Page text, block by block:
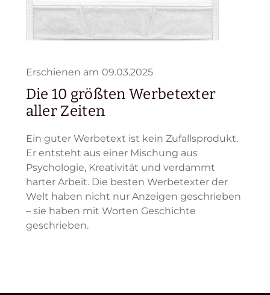
Erschienen am 09.03.2025
Die 10 größten Werbetexter
aller Zeiten
Ein guter Werbetext ist kein Zufallsprodukt.
Er entsteht aus einer Mischung aus
Psychologie, Kreativität und verdammt
harter Arbeit. Die besten Werbetexter der
Welt haben nicht nur Anzeigen geschrieben
– sie haben mit Worten Geschichte
geschrieben.